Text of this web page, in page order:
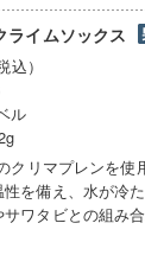
イムソックス
込）
ル
クリマプレンを使
を備え、水が冷
ワタビとの組み